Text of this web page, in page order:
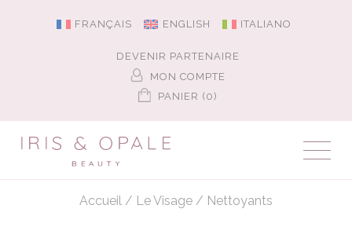
FRANÇAIS ENGLISH ITALIANO
DEVENIR PARTENAIRE
MON COMPTE
PANIER (0)
Accueil/ Le Visage/ Nettoyants